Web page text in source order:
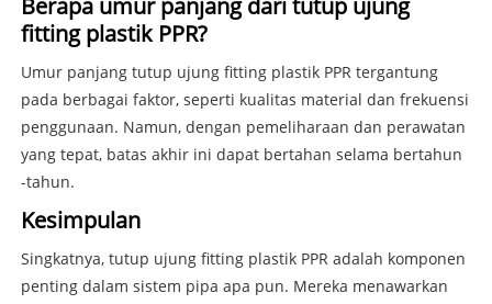
Berapa umur panjang dari tutup ujung
fitting plastik PPR?
Umur panjang tutup ujung fitting plastik PPR tergantung
pada berbagai faktor, seperti kualitas material dan frekuensi
penggunaan. Namun, dengan pemeliharaan dan perawatan
yang tepat, batas akhir ini dapat bertahan selama bertahun
-tahun.
Kesimpulan
Singkatnya, tutup ujung fitting plastik PPR adalah komponen
penting dalam sistem pipa apa pun. Mereka menawarkan